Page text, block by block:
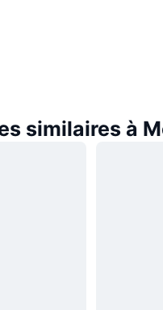
similaires à